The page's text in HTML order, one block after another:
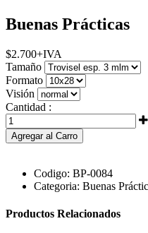
Buenas Prácticas
$2.700+IVA
Tamaño
Formato
Visión
Cantidad :
Agregar al Carro
Codigo: BP-0084
Categoria: Buenas
Productos Relacionados